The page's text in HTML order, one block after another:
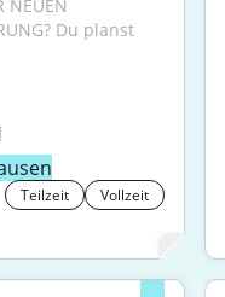
NEUEN
Du planst
Teilzeit Vollzeit